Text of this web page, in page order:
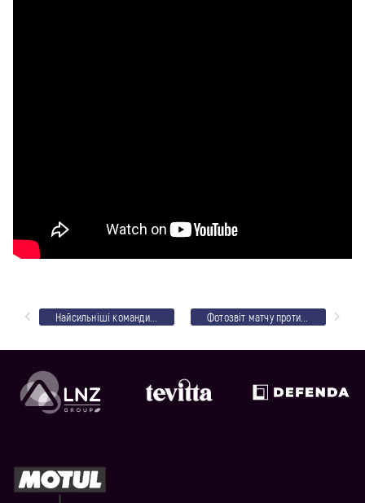
Найсильніші команди області не визначили переможця